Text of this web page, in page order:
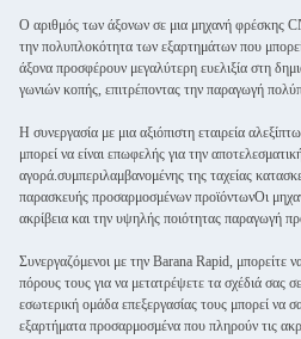
Ο αριθμός των άξονων σε μια μηχανή φρέσκης
την πολυπλοκότητα των εξαρτημάτων που
άξονα προσφέρουν μεγαλύτερη ευελιξία στη
γωνιών κοπής, επιτρέποντας την παραγωγή
Η συνεργασία με μια αξιόπιστη εταιρεία
μπορεί να είναι επωφελής για την
αγορά.συμπεριλαμβανομένης της ταχείας
παρασκευής προσαρμοσμένων προϊόντωνΟι
ακρίβεια και την υψηλής ποιότητας παραγωγή
Συνεργαζόμενοι με την Barana Rapid, μπορείτε
πόρους τους για να μετατρέψετε τα σχέδιά σας
εσωτερική ομάδα επεξεργασίας τους μπορεί να
εξαρτήματα προσαρμοσμένα που πληρούν τις